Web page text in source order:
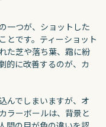
一つが、ショットした
とです。ティーショット
た芝や落ち葉、霜に紛
に改善するのが、カ
んでしまいますが、オ
ラーボールは、背景と